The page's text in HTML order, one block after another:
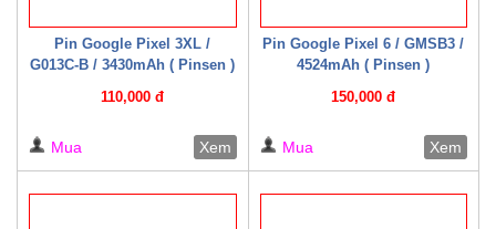
Pin Google Pixel 3XL /
G013C-B / 3430mAh ( Pinsen )
110,000 đ
Mua Xem
Pin Google Pixel 6 / GMSB3 /
4524mAh ( Pinsen )
150,000 đ
Mua Xem